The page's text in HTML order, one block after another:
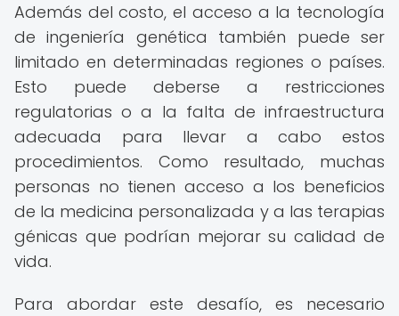
Además del costo, el acceso a la tecnología
de ingeniería genética también puede ser
limitado en determinadas regiones o países.
Esto puede deberse a restricciones
regulatorias o a la falta de infraestructura
adecuada para llevar a cabo estos
procedimientos. Como resultado, muchas
personas no tienen acceso a los beneficios
de la medicina personalizada y a las terapias
génicas que podrían mejorar su calidad de
vida.
Para abordar este desafío, es necesario